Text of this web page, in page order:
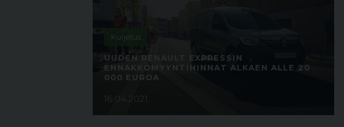
Kuljetus
UUDEN RENAULT EXPRESSIN
ENNAKKOMYYNTIHINNAT ALKAEN ALLE 20
000 EUROA
16.04.2021